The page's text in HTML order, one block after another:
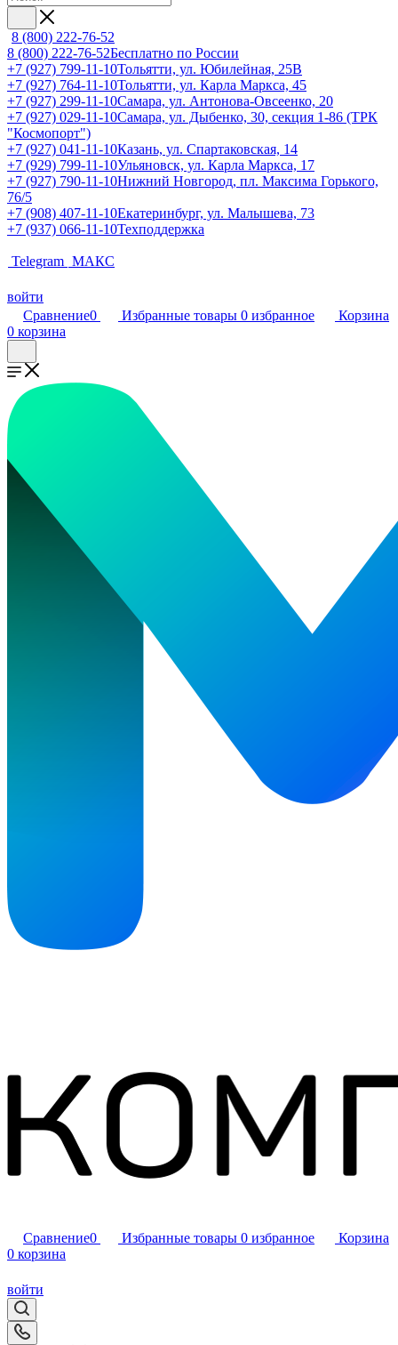
8 (800) 222-76-52
8 (800) 222-76-52Бесплатно по России
+7 (927) 799-11-10Тольятти, ул. Юбилейная, 25В
+7 (927) 764-11-10Тольятти, ул. Карла Маркса, 45
+7 (927) 299-11-10Самара, ул. Антонова-Овсеенко, 20
+7 (927) 029-11-10Самара, ул. Дыбенко, 30, секция 1-86 (ТРК
"Космопорт")
+7 (927) 041-11-10Казань, ул. Спартаковская, 14
+7 (929) 799-11-10Ульяновск, ул. Карла Маркса, 17
+7 (927) 790-11-10Нижний Новгород, пл. Максима Горького,
76/5
+7 (908) 407-11-10Екатеринбург, ул. Малышева, 73
+7 (937) 066-11-10Техподдержка
Telegram МАКС
войти
Сравнение0 Избранные товары 0 избранное
Корзина
0 корзина
Сравнение0 Избранные товары 0 избранное
Корзина
0 корзина
войти